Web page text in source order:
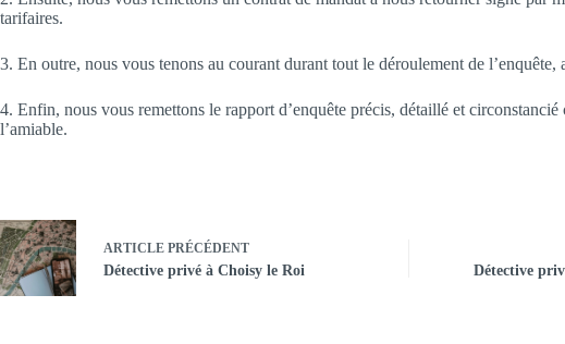
tarifaires.
3. En outre, nous vous tenons au courant durant tout le déroulement de
4. Enfin, nous vous remettons le rapport d’enquête précis, détaillé et
l’amiable.
ARTICLE PRÉCÉDENT
Détective privé à Choisy le Roi Détective